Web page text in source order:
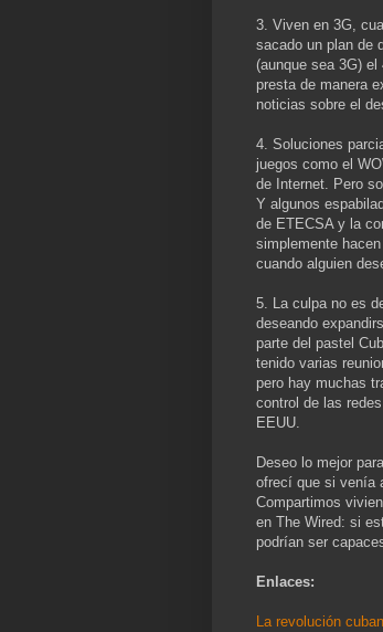
3. Viven en 3G,
sacado un plan de
(aunque sea 3G)
presta de manera
noticias sobre el
4. Soluciones
juegos como el
de Internet. Pero
Y algunos
de ETECSA y la
simplemente
cuando alguien
5. La culpa no es
deseando
parte del pastel
tenido varias
pero hay muchas
control de las
EEUU.
Deseo lo mejor
ofrecí que si venía
Compartimos
en The Wired: si
podrían ser
Enlaces:
La revolución